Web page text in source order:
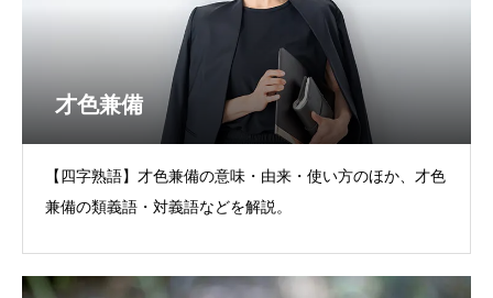
才色兼備
【四字熟語】才色兼備の意味・由来・使い方のほか、才色
兼備の類義語・対義語などを解説。